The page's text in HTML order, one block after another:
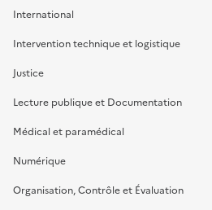
International
Intervention technique et logistique
Justice
Lecture publique et Documentation
Médical et paramédical
Numérique
Organisation, Contrôle et Évaluation